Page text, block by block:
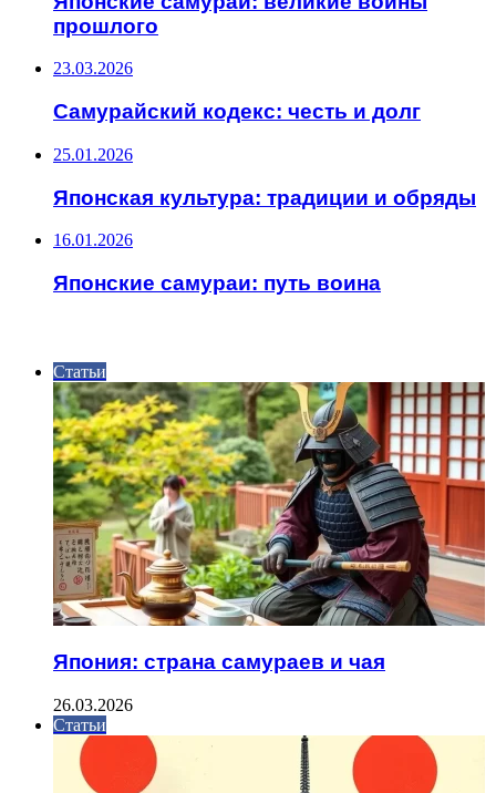
прошлого
23.03.2026
Самурайский кодекс: честь и долг
25.01.2026
Японская культура: традиции и обряды
16.01.2026
Японские самураи: путь воина
Статьи
Япония: страна самураев и чая
26.03.2026
Статьи